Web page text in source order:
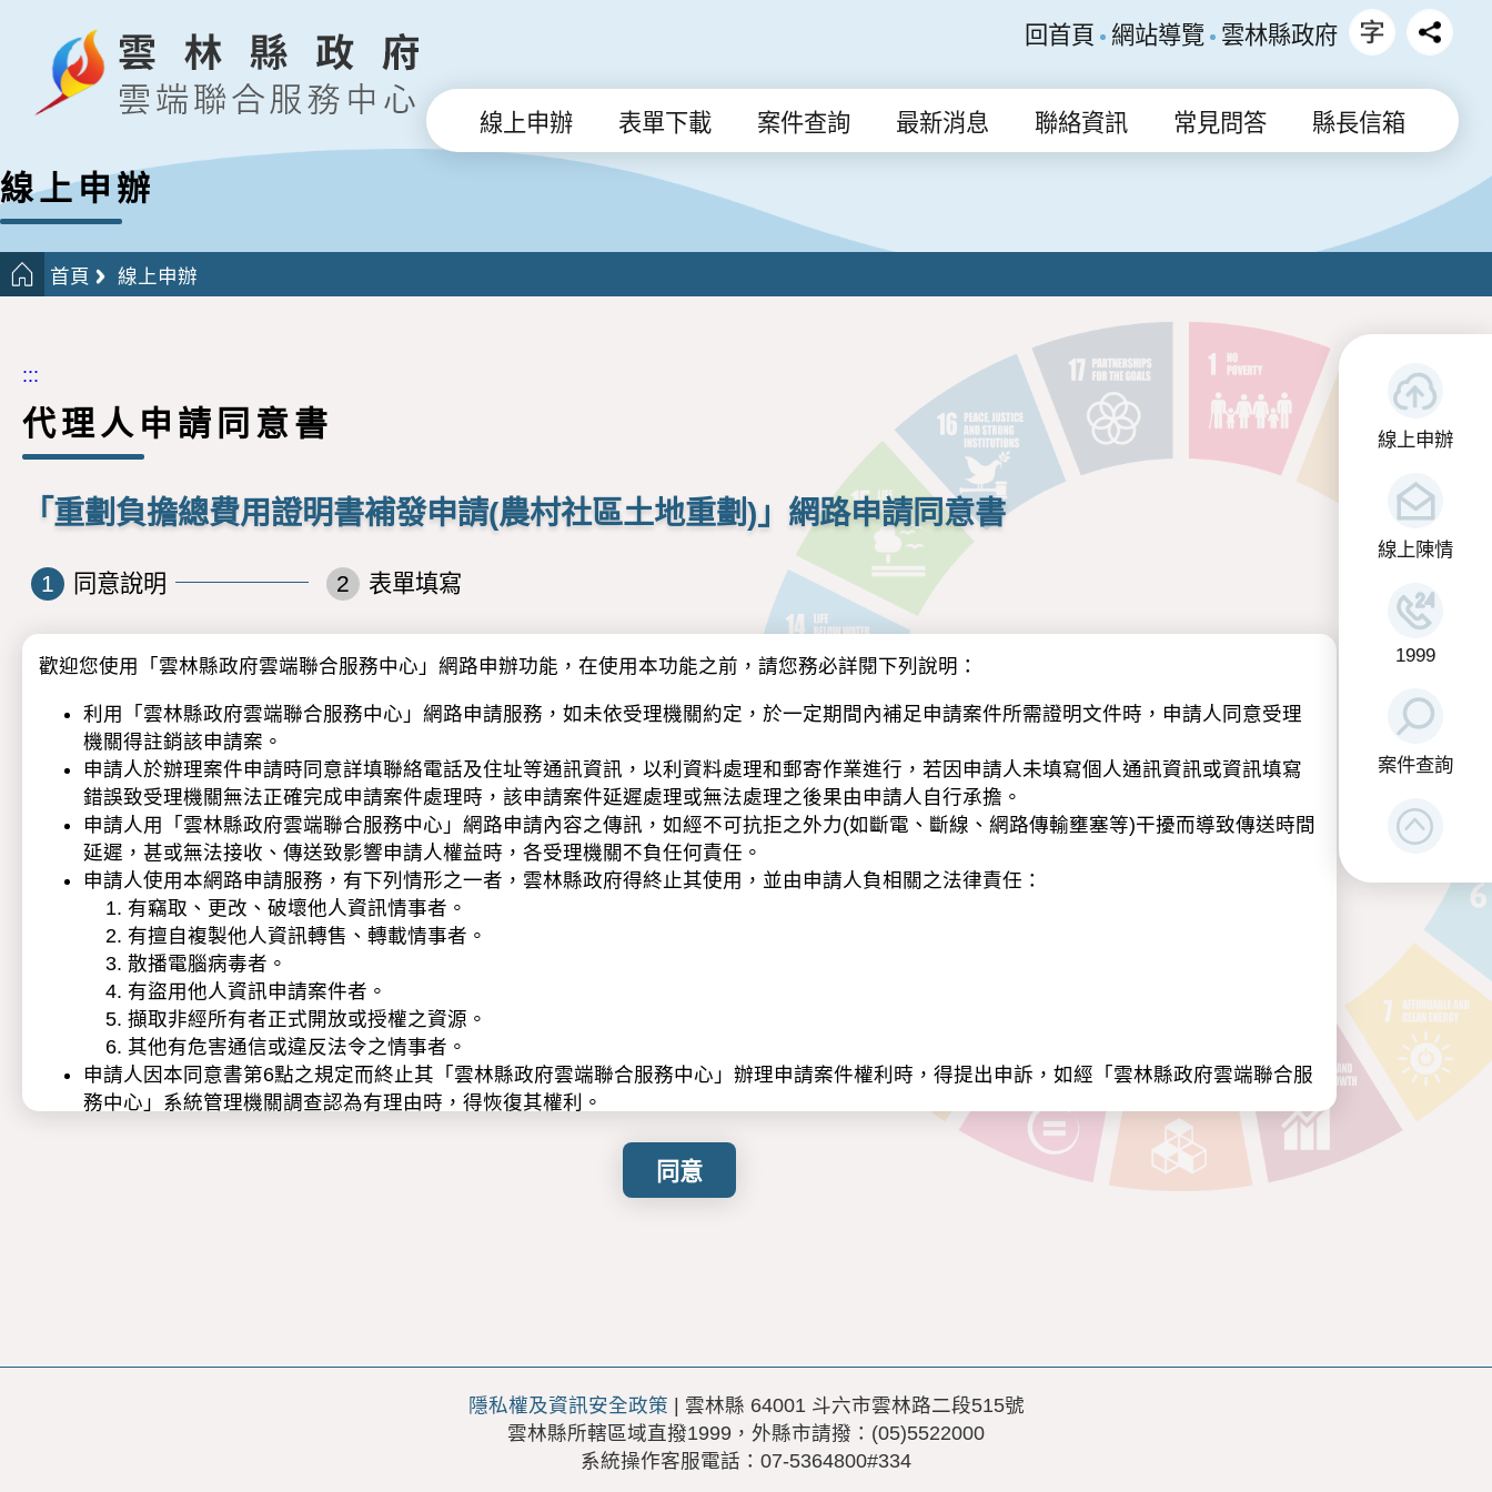
線上申辦
線上陳情
1999
案件查詢
回首頁 網站導覽 雲林縣政府
線上申辦 表單下載 案件查詢 最新消息 聯絡資訊 常見問答 縣長信箱
線上申辦
首頁 線上申辦
:::
代理人申請同意書
「重劃負擔總費用證明書補發申請(農村社區土地重劃)」網路申請同意書
1 同意說明 2 表單填寫
歡迎您使用「雲林縣政府雲端聯合服務中心」網路申辦功能，在使用本功能之前，請您務必詳閱下列說明：
利用「雲林縣政府雲端聯合服務中心」網路申請服務，如未依受理機關約定，於一定期間內補足申請案件所需證明文件時，申請人同意受理
機關得註銷該申請案。
申請人於辦理案件申請時同意詳填聯絡電話及住址等通訊資訊，以利資料處理和郵寄作業進行，若因申請人未填寫個人通訊資訊或資訊填寫
錯誤致受理機關無法正確完成申請案件處理時，該申請案件延遲處理或無法處理之後果由申請人自行承擔。
申請人用「雲林縣政府雲端聯合服務中心」網路申請內容之傳訊，如經不可抗拒之外力(如斷電、斷線、網路傳輸壅塞等)干擾而導致傳送時間
延遲，甚或無法接收、傳送致影響申請人權益時，各受理機關不負任何責任。
申請人使用本網路申請服務，有下列情形之一者，雲林縣政府得終止其使用，並由申請人負相關之法律責任：
有竊取、更改、破壞他人資訊情事者。
有擅自複製他人資訊轉售、轉載情事者。
散播電腦病毒者。
有盜用他人資訊申請案件者。
擷取非經所有者正式開放或授權之資源。
其他有危害通信或違反法令之情事者。
申請人因本同意書第6點之規定而終止其「雲林縣政府雲端聯合服務中心」辦理申請案件權利時，得提出申訴，如經「雲林縣政府雲端聯合服
務中心」系統管理機關調查認為有理由時，得恢復其權利。
蒐集之目的：為完成雲林縣政府雲端聯合服務中心線上申辦服務及數據分析統計。
蒐集之個人資料類別：依申請項目與目的之不同，可能蒐集下列資料。
對象：本服務受理機關、為完成本服務業務的委外機構(公司)、其他為完成本服務之公務或非公務機關(機構、公司)。
方式：透過網際網路、數位檔案或實體紙本形式蒐集、處理及利用您的個人資料。
申請人就本服務保有之個人資料得行使下列權利： 您可透過攜帶證件親臨本府，行使個人資料保護法第三條當事人權利規定，包含：(1)
隱私權及資訊安全政策 | 雲林縣 64001 斗六市雲林路二段515號
雲林縣所轄區域直撥1999，外縣市請撥：(05)5522000
系統操作客服電話：07-5364800#334